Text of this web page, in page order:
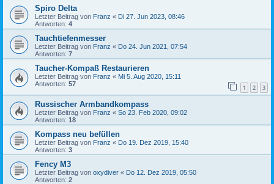
Spiro Delta
Letzter Beitrag von Franz « Di 27. Jun 2023, 08:46
Antworten: 4
Tauchtiefenmesser
Letzter Beitrag von Franz « Do 24. Jun 2021, 07:54
Antworten: 7
Taucher-Kompaß Restaurieren
Letzter Beitrag von Franz « Mi 5. Aug 2020, 15:11
Antworten: 57 1 2 3
Russischer Armbandkompass
Letzter Beitrag von Franz « So 23. Feb 2020, 09:02
Antworten: 18
Kompass neu befüllen
Letzter Beitrag von Franz « Do 19. Dez 2019, 15:40
Antworten: 3
Fency M3
Letzter Beitrag von oxydiver « Do 12. Dez 2019, 05:50
Antworten: 2